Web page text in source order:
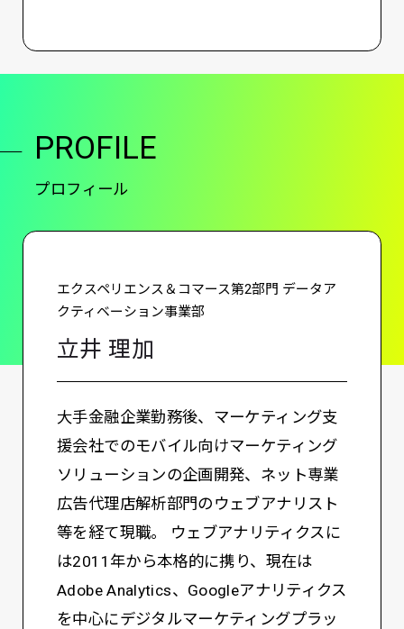
PROFILE
プロフィール
立井 理加
エクスペリエンス＆コマース第2部門 データア
クティベーション事業部
大手金融企業勤務後、マーケティング支
援会社でのモバイル向けマーケティング
ソリューションの企画開発、ネット専業
広告代理店解析部門のウェブアナリスト
等を経て現職。 ウェブアナリティクスに
は2011年から本格的に携り、現在は
Adobe Analytics、Googleアナリティクス
を中心にデジタルマーケティングプラッ